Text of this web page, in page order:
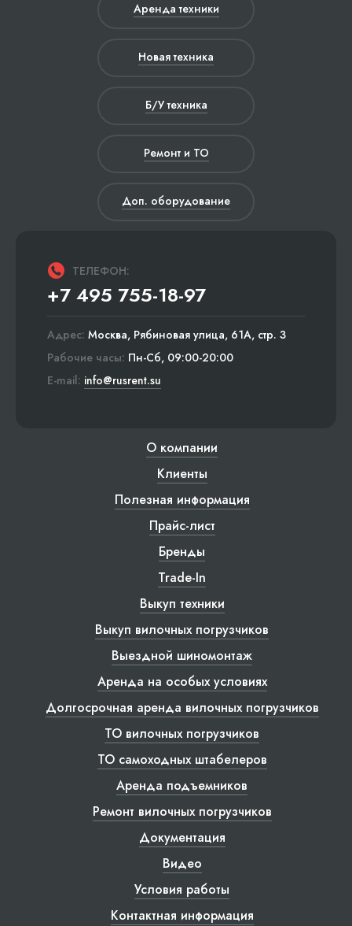
Аренда техники
Новая техника
Б/У техника
Ремонт и ТО
Доп. оборудование
ТЕЛЕФОН:
+7 495 755-18-97
Адрес: Москва, Рябиновая улица, 61А, стр. 3
Рабочие часы: Пн-Сб, 09:00-20:00
E-mail: info@rusrent.su
О компании
Клиенты
Полезная информация
Прайс-лист
Бренды
Trade-In
Выкуп техники
Выкуп вилочных погрузчиков
Выездной шиномонтаж
Аренда на особых условиях
Долгосрочная аренда вилочных погрузчиков
ТО вилочных погрузчиков
ТО самоходных штабелеров
Аренда подъемников
Ремонт вилочных погрузчиков
Документация
Видео
Условия работы
Контактная информация